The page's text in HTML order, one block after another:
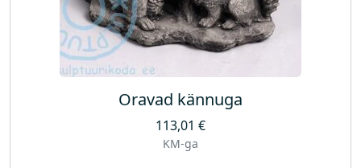
Oravad kännuga
113,01 €
KM-ga